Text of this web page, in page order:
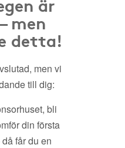
är
men
detta!
men vi
till dig:
bli
din första
får du en